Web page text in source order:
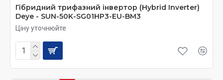
Гібридний трифазний інвертор (Hybrid Inverter)
Deye - SUN-50K-SG01HP3-EU-BM3
Ціну уточнюйте